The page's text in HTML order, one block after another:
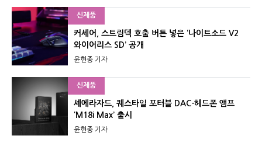
신제품
커세어, 스트림덱 호출 버튼 넣은 ‘나이트소드 V2
와이어리스 SD’ 공개
윤현종 기자
신제품
셰에라자드, 퀘스타일 포터블 DAC·헤드폰 앰프
‘M18i Max’ 출시
윤현종 기자